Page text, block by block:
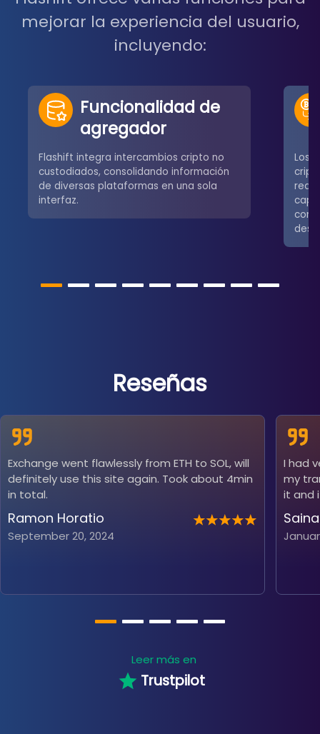
mejorar la experiencia del usuario,
incluyendo:
Funcionalidad de
agregador
Flashift integra intercambios cripto no
custodiados, consolidando información
de diversas plataformas en una sola
interfaz.
Los
Reseñas
Exchange went flawlessly from ETH to SOL, will
definitely use this site again. Took about 4min
in total.
Ramon Horatio
September 20, 2024
I had
my
it and
Saina
Leer más en
Trustpilot